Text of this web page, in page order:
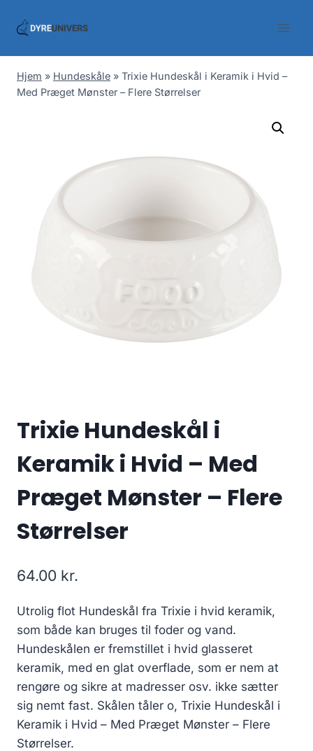
Hjem » Hundeskåle » Trixie Hundeskål i Keramik i Hvid –
Med Præget Mønster – Flere Størrelser
Trixie Hundeskål i
Keramik i Hvid – Med
Præget Mønster – Flere
Størrelser
64.00 kr.
Utrolig flot Hundeskål fra Trixie i hvid keramik,
som både kan bruges til foder og vand.
Hundeskålen er fremstillet i hvid glasseret
keramik, med en glat overflade, som er nem at
rengøre og sikre at madresser osv. ikke sætter
sig nemt fast. Skålen tåler o, Trixie Hundeskål i
Keramik i Hvid – Med Præget Mønster – Flere
Størrelser.